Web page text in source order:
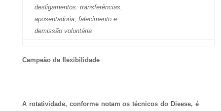
desligamentos: transferências,
aposentadoria, falecimento e
demissão voluntária
Campeão da flexibilidade
A rotatividade, conforme notam os técnicos do Dieese, é